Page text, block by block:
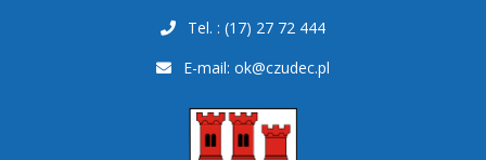
Tel. : (17) 27 72 444
E-mail: ok@czudec.pl